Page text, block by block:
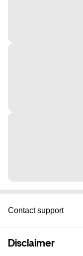
Contact support
Disclaimer